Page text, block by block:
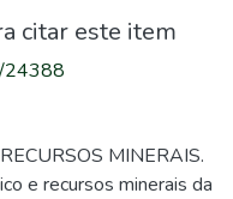
citar este item
24388
MINERAIS.
e recursos minerais da